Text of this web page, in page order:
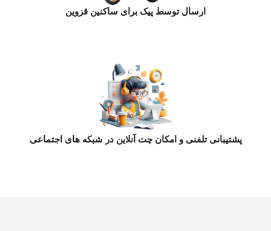
ارسال توسط پیک برای ساکنین قزوین
پشتیبانی تلفنی و امکان چت آنلاین در شبکه های اجتماعی